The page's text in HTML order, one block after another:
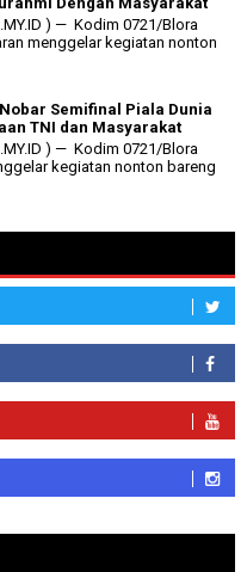
) — Kodim 0721/Blora
menggelar kegiatan nonton
Semifinal Piala Dunia
TNI dan Masyarakat
) — Kodim 0721/Blora
kegiatan nonton bareng